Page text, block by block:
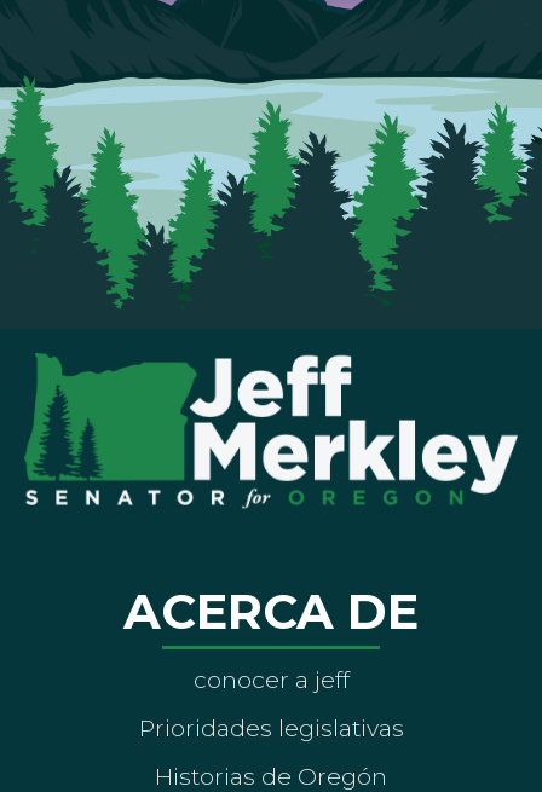
ACERCA DE
conocer a jeff
Prioridades legislativas
Historias de Oregón